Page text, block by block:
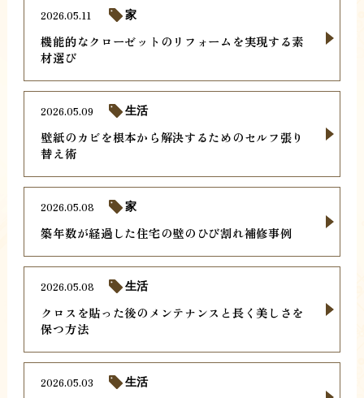
機能的なクローゼットのリフォームを実現する素
材選び
2026.05.11 家
壁紙のカビを根本から解決するためのセルフ張り
替え術
2026.05.09 生活
築年数が経過した住宅の壁のひび割れ補修事例
2026.05.08 家
クロスを貼った後のメンテナンスと長く美しさを
保つ方法
2026.05.08 生活
2026.05.03 生活